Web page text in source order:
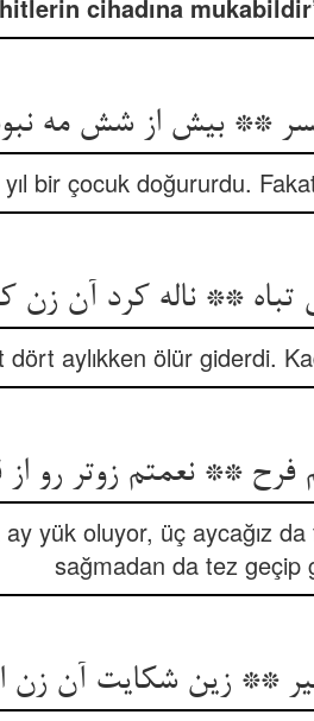
cihadına
** بیش از شش مه
yıl bir çocuk doğururdu.
** ناله کرد آن زن
dört aylıkken ölür giderdi.
فرح ** نعمتم زوتر رو
yük oluyor, üç aycağız
sağmadan da tez geçip
** زین شکایت آن زن از